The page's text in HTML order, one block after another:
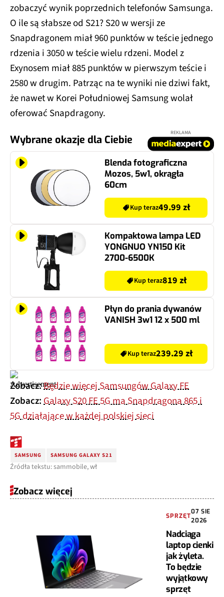
zobaczyć wynik poprzednich telefonów Samsunga.
O ile są słabsze od S21? S20 w wersji ze
Snapdragonem miał 960 punktów w teście jednego
rdzenia i 3050 w teście wielu rdzeni. Model z
Exynosem miał 885 punktów w pierwszym teście i
2580 w drugim. Patrząc na te wyniki nie dziwi fakt,
że nawet w Korei Południowej Samsung wolał
oferować Snapdragony.
Wybrane okazje dla Ciebie
REKLAMA
Blenda fotograficzna
Mozos, 5w1, okrągła
60cm
Kup teraz49.99 zł
Kompaktowa lampa LED
YONGNUO YN150 Kit
2700-6500K
Kup teraz819 zł
Płyn do prania dywanów
VANISH 3w1 12 x 500 ml
Kup teraz239.29 zł
Zobacz:Będzie więcej Samsungów Galaxy FE
Zobacz:Galaxy S20 FE 5G ma Snapdragona 865 i
5G działające w każdej polskiej sieci
SAMSUNG SAMSUNG GALAXY S21
Źródła tekstu: sammobile, wł
Zobacz więcej
SPRZĘT
07 SIE
2026
Nadciąga
laptop cienki
jak żyleta.
To będzie
wyjątkowy
sprzęt